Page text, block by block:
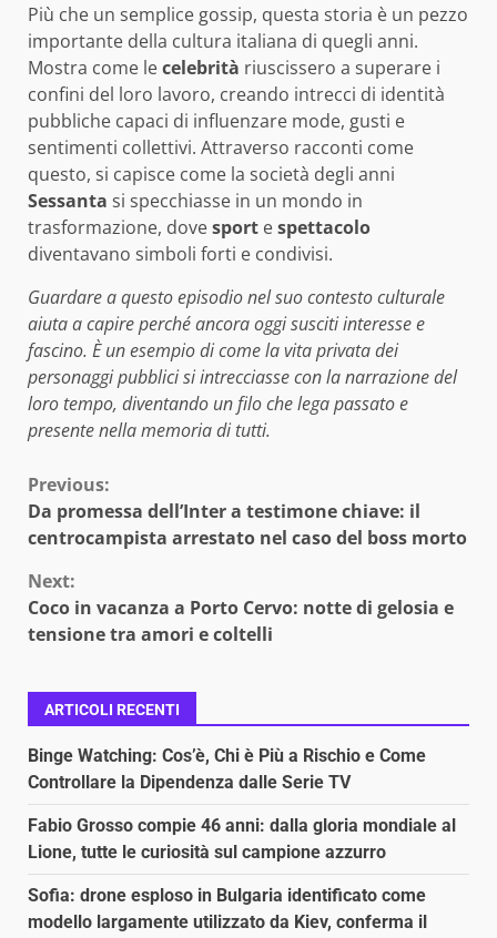
Più che un semplice gossip, questa storia è un pezzo
importante della cultura italiana di quegli anni.
Mostra come lecelebrità riuscissero a superare i
confini del loro lavoro, creando intrecci di identità
pubbliche capaci di influenzare mode, gusti e
sentimenti collettivi. Attraverso racconti come
questo, si capisce come la società degli anni
Sessanta si specchiasse in un mondo in
trasformazione, dovesport espettacolo
diventavano simboli forti e condivisi.
Guardare a questo episodio nel suo contesto culturale
aiuta a capire perché ancora oggi susciti interesse e
fascino. È un esempio di come la vita privata dei
personaggi pubblici si intrecciasse con la narrazione del
loro tempo, diventando un filo che lega passato e
presente nella memoria di tutti.
Continue
Reading
Previous:
Da promessa dell’Inter a testimone chiave: il
centrocampista arrestato nel caso del boss morto
Next:
Coco in vacanza a Porto Cervo: notte di gelosia e
tensione tra amori e coltelli
ARTICOLI RECENTI
Binge Watching: Cos’è, Chi è Più a Rischio e Come
Controllare la Dipendenza dalle Serie TV
Fabio Grosso compie 46 anni: dalla gloria mondiale al
Lione, tutte le curiosità sul campione azzurro
Sofia: drone esploso in Bulgaria identificato come
modello largamente utilizzato da Kiev, conferma il